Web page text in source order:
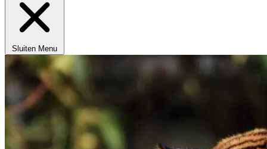
Sluiten Menu